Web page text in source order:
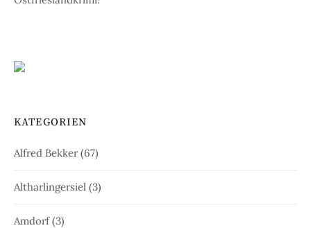
KATEGORIEN
Alfred Bekker(67)
Altharlingersiel (3)
Amdorf(3)